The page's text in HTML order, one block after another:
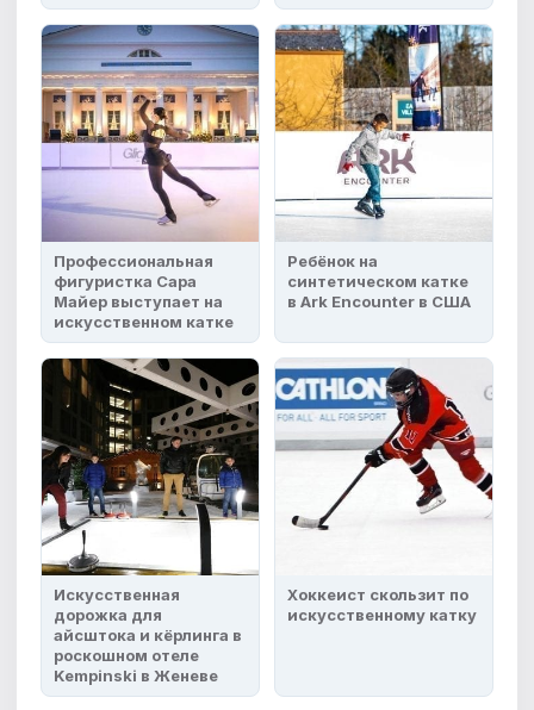
Профессиональная
фигуристка Сара
Майер выступает на
искусственном катке
Ребёнок на
синтетическом катке
в Ark Encounter в США
Искусственная
дорожка для
айсштока и кёрлинга в
роскошном отеле
Kempinski в Женеве
Хоккеист скользит по
искусственному катку